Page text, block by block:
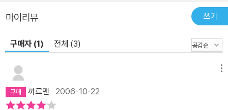
마이리뷰 쓰기
구매자 (1) 전체 (3)
까르멘 2006-10-22